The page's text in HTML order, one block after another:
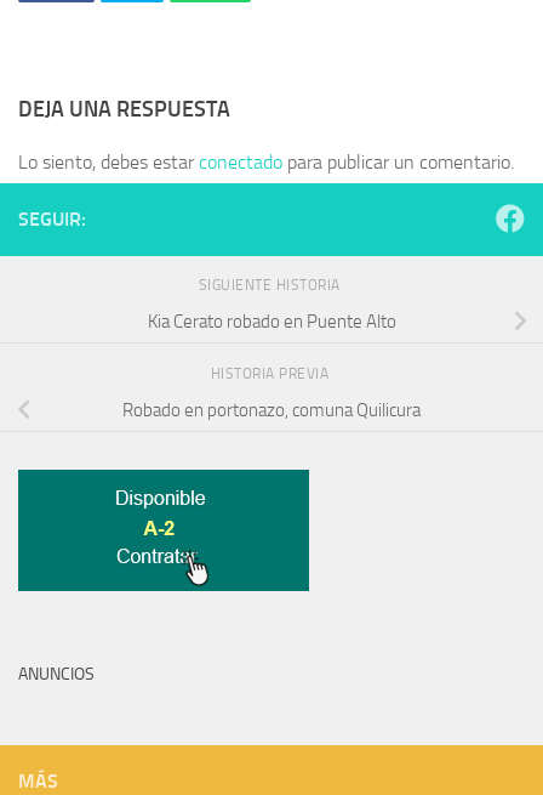
DEJA UNA RESPUESTA
Lo siento, debes estarconectado para publicar un comentario.
SEGUIR:
SIGUIENTE HISTORIA
Kia Cerato robado en Puente Alto
HISTORIA PREVIA
Robado en portonazo, comuna Quilicura
ANUNCIOS
MÁS